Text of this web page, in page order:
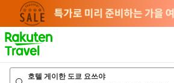
page
호텔 게이한 도쿄 요쓰야